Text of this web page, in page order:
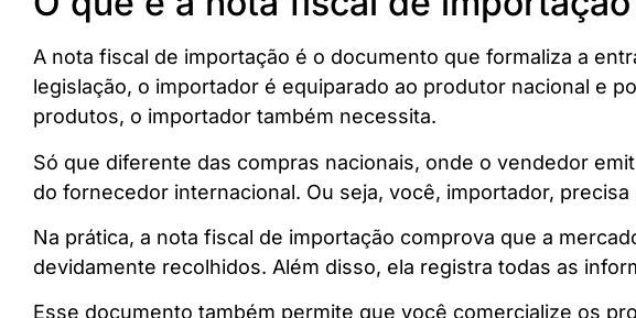
A nota fiscal de importação é o documento que formaliza a
legislação, o importador é equiparado ao produtor nacional e
produtos, o importador também necessita.
Só que diferente das compras nacionais, onde o vendedor
do fornecedor internacional. Ou seja, você, importador,
Na prática, a nota fiscal de importação comprova que a
devidamente recolhidos. Além disso, ela registra todas as
Esse documento também permite que você comercialize os